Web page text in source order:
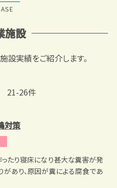
施設
設実績をご紹介します。
21-26件
対策
たり寝床になり甚大な糞害が発
があり、原因が糞による腐食であ